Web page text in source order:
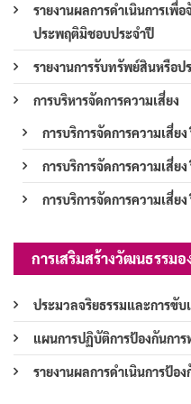
รายงานผลการดำเนินการเพื่
ประพฤติมิชอบประจำปี
รายงานการรับทรัพย์สินหรือป
การบริหารจัดการความเสี่ยง
การบริการจัดการความเสี่
การบริการจัดการความเสี่
การบริการจัดการความเสี่
การเสริมสร้างวัฒนธรรมอ
ประมวลจริยธรรมและการขับ
แผนการปฏิบัติการป้องกันการ
รายงานผลการดำเนินการป้อ